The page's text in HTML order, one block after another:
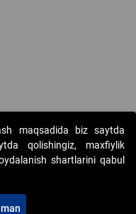
auksionlarni tashkil etish"
maqsadida biz saytda
qolishingiz, maxfiylik
shartlarini qabul